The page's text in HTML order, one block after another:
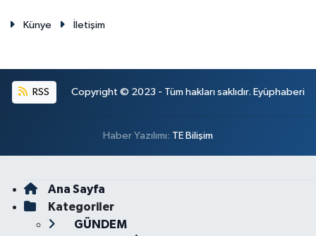
Künye İletişim
RSS Copyright © 2023 - Tüm hakları saklıdır. Eyüphaberi
Haber Yazılımı: TE Bilişim
Ana Sayfa
Kategoriler
GÜNDEM